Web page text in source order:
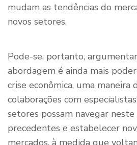
mudam as tendências do
novos setores.
Pode-se, portanto,
abordagem é ainda mais
crise econômica, uma
colaborações com
setores possam navegar
precedentes e estabelecer
mercados, à medida que